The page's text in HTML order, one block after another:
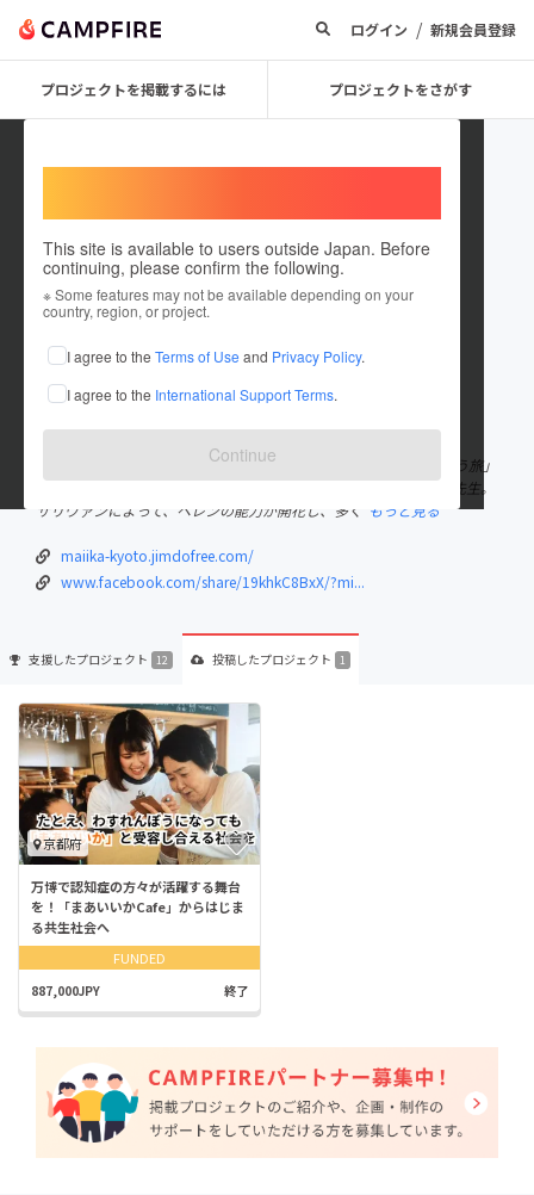
ログイン / 新規会員登録
プロジェクトを掲載するには プロジェクトをさがす
This site is available to users outside Japan. Before
continuing, please confirm the following.
※ Some features may not be available depending on your
country, region, or project.
I agree to the Terms of Use and Privacy Policy.
I agree to the International Support Terms.
Continue
まあいいかCafeひらいまきこ
これまでに12回支援して1件のプロジェクトを投稿しています
在住国：日本 現在地：京都府
出身国：日本 出身地：京都府
はじめまして。 わたしは、人生誰もが、「サリヴァン先生と出会う旅」
だと思っています。 ヘレン・ケラーの家庭教師だったサリヴァン先生。
サリヴァンによって、ヘレンの能力が開花し、多く
もっと見る
maiika-kyoto.jimdofree.com/
www.facebook.com/share/19khkC8BxX/?mi...
支援したプロジェクト 12 投稿したプロジェクト 1
京都府
万博で認知症の方々が活躍する舞台
を！「まあいいかCafe」からはじま
る共生社会へ
FUNDED
887,000JPY 終了